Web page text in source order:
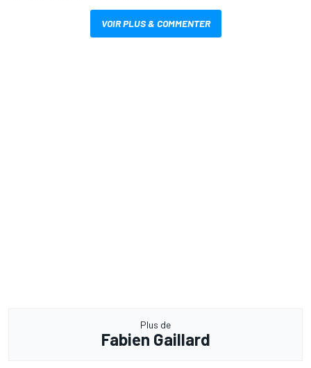
VOIR PLUS & COMMENTER
Plus de
Fabien Gaillard